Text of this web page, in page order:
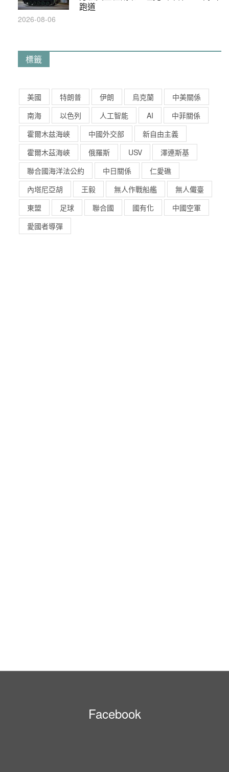
跑道
2026-08-06
標籤
美國 特朗普 伊朗 烏克蘭
中美關係
南海
以色列 人工智能 AI
中菲關係
霍爾木兹海峽
中國外交部
新自由主義
霍爾木茲海峽
俄羅斯 USV
澤連斯基
聯合國海洋法公約
中日關係
仁愛礁
內塔尼亞胡
王毅 無人作戰船艦
無人儎臺
東盟
足球 聯合國 國有化
中國空軍
愛國者導彈
Facebook